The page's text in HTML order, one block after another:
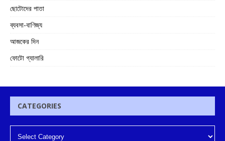
ছোটোদের পাতা
ব্যবসা-বাণিজ্য
আজকের দিন
ফোটো গ্যালারি
CATEGORIES